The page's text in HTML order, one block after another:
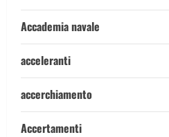
Accademia navale
acceleranti
accerchiamento
Accertamenti